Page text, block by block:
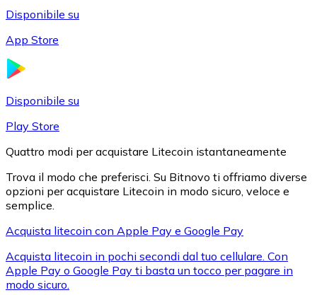
XRP
XRP
Disponibile su
App Store
Disponibile su
Play Store
Quattro modi per acquistare Litecoin istantaneamente
Trova il modo che preferisci. Su Bitnovo ti offriamo diverse
opzioni per acquistare Litecoin in modo sicuro, veloce e
semplice.
Acquista litecoin con Apple Pay e Google Pay
Acquista litecoin in pochi secondi dal tuo cellulare. Con
Apple Pay o Google Pay ti basta un tocco per pagare in
modo sicuro.